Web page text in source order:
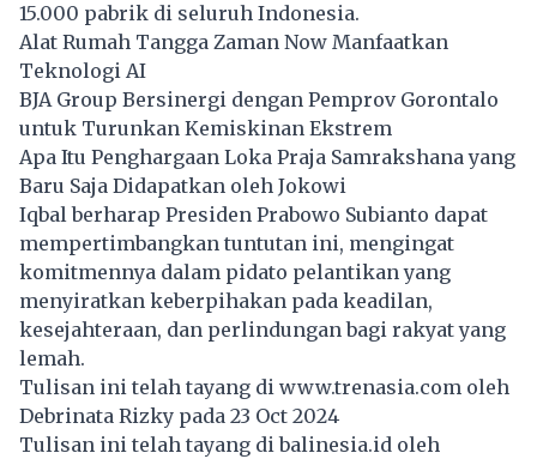
15.000 pabrik di seluruh Indonesia.
Alat Rumah Tangga Zaman Now Manfaatkan
Teknologi AI
BJA Group Bersinergi dengan Pemprov Gorontalo
untuk Turunkan Kemiskinan Ekstrem
Apa Itu Penghargaan Loka Praja Samrakshana yang
Baru Saja Didapatkan oleh Jokowi
Iqbal berharap Presiden Prabowo Subianto dapat
mempertimbangkan tuntutan ini, mengingat
komitmennya dalam pidato pelantikan yang
menyiratkan keberpihakan pada keadilan,
kesejahteraan, dan perlindungan bagi rakyat yang
lemah.
Tulisan ini telah tayang di www.trenasia.com oleh
Debrinata Rizky pada 23 Oct 2024
Tulisan ini telah tayang dibalinesia.id oleh